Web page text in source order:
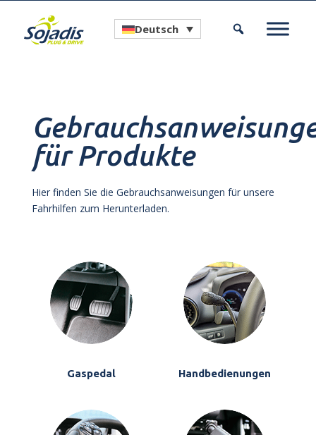
Deutsch
für Produkte
Hier finden Sie die Gebrauchsanweisungen für unsere
Fahrhilfen zum Herunterladen.
Gaspedal Handbedienungen